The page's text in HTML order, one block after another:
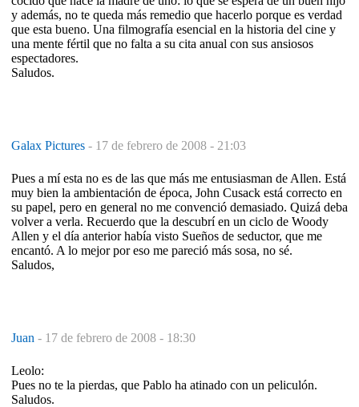
y además, no te queda más remedio que hacerlo porque es verdad
que esta bueno. Una filmografía esencial en la historia del cine y
una mente fértil que no falta a su cita anual con sus ansiosos
espectadores.
Saludos.
Galax Pictures - 17 de febrero de 2008 - 21:03
Pues a mí esta no es de las que más me entusiasman de Allen. Está
muy bien la ambientación de época, John Cusack está correcto en
su papel, pero en general no me convenció demasiado. Quizá deba
volver a verla. Recuerdo que la descubrí en un ciclo de Woody
Allen y el día anterior había visto Sueños de seductor, que me
encantó. A lo mejor por eso me pareció más sosa, no sé.
Saludos,
Juan - 17 de febrero de 2008 - 18:30
Leolo:
Pues no te la pierdas, que Pablo ha atinado con un peliculón.
Saludos.